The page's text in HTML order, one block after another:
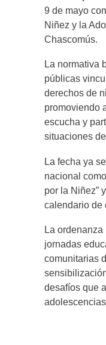
9 de mayo
Niñez y la
Chascomús.
La normativa
públicas
derechos de
promoviendo
escucha y
situaciones
La fecha ya
nacional
por la Niñez”
calendario de
La
jornadas
comunitarias
desafíos que